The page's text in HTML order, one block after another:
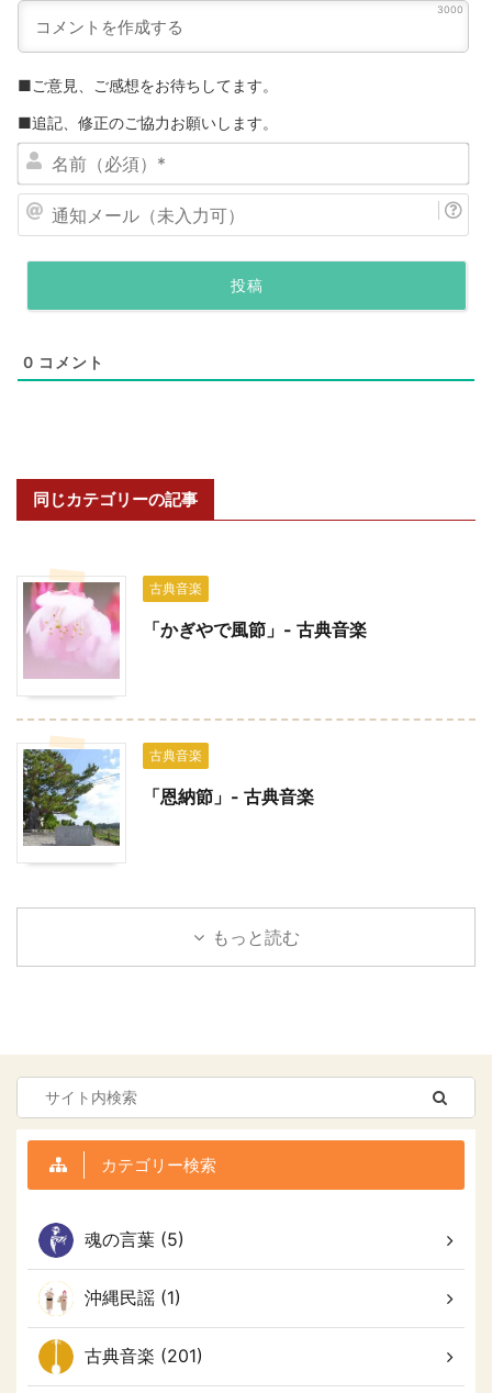
3000
■ご意見、ご感想をお待ちしてます。
■追記、修正のご協力お願いします。
名
前
（
知
ー
未
0 コメント
同じカテゴリーの記事
古典音楽
「かぎやで風節」- 古典音楽
古典音楽
「恩納節」- 古典音楽
もっと読む
カテゴリー検索
魂の言葉 (5)
沖縄民謡 (1)
古典音楽 (201)